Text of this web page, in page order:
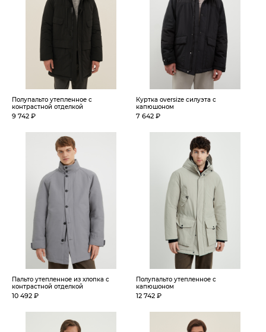
Полупальто утепленное с
контрастной отделкой
9 742 ₽
Куртка oversize силуэта с
капюшоном
7 642 ₽
Пальто утепленное из хлопка с
контрастной отделкой
10 492 ₽
Полупальто утепленное с
капюшоном
12 742 ₽